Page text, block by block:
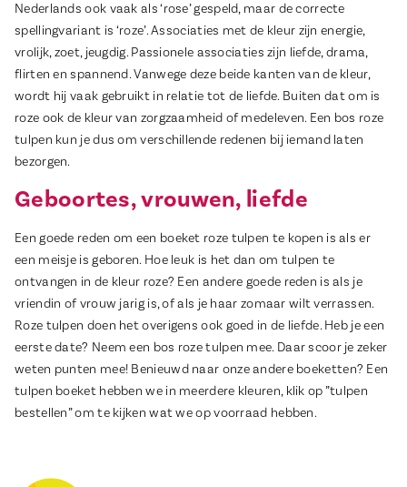
Nederlands ook vaak als ‘rose’ gespeld, maar de correcte
spellingvariant is ‘roze’. Associaties met de kleur zijn energie,
vrolijk, zoet, jeugdig. Passionele associaties zijn liefde, drama,
flirten en spannend. Vanwege deze beide kanten van de kleur,
wordt hij vaak gebruikt in relatie tot de liefde. Buiten dat om is
roze ook de kleur van zorgzaamheid of medeleven. Een bos roze
tulpen kun je dus om verschillende redenen bij iemand laten
bezorgen.
Geboortes, vrouwen, liefde
Een goede reden om een boeket roze tulpen te kopen is als er
een meisje is geboren. Hoe leuk is het dan om tulpen te
ontvangen in de kleur roze? Een andere goede reden is als je
vriendin of vrouw jarig is, of als je haar zomaar wilt verrassen.
Roze tulpen doen het overigens ook goed in de liefde. Heb je een
eerste date? Neem een bos roze tulpen mee. Daar scoor je zeker
weten punten mee! Benieuwd naar onze andere boeketten? Een
tulpen boeket hebben we in meerdere kleuren, klik op ”tulpen
bestellen” om te kijken wat we op voorraad hebben.